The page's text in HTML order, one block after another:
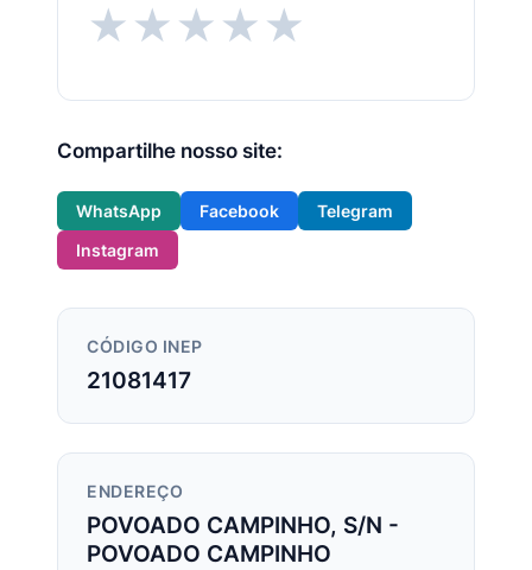
★★★★★
Compartilhe nosso site:
WhatsApp Facebook
Telegram
Instagram
CÓDIGO INEP
21081417
ENDEREÇO
POVOADO CAMPINHO, S/N -
POVOADO CAMPINHO